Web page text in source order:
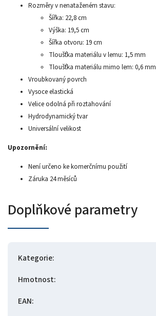
Rozměry v nenataženém stavu:
Šířka: 22,8 cm
Výška: 19,5 cm
Šířka otvoru: 19 cm
Tloušťka materiálu v lemu: 1,5 mm
Tloušťka materiálu mimo lem: 0,6 mm
Vroubkovaný povrch
Vysoce elastická
Velice odolná při roztahování
Hydrodynamický tvar
Universální velikost
Upozornění:
Není určeno ke komerčnímu použití
Záruka 24 měsíců
Doplňkové parametry
Kategorie:
Hmotnost:
EAN: